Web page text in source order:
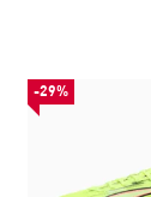
-29%